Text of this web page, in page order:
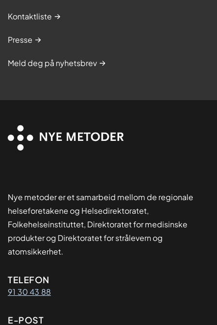
Kontaktliste
Presse
Meld deg på nyhetsbrev
Nye metoder er et samarbeid mellom de regionale
helseforetakene og Helsedirektoratet,
Folkehelseinstituttet, Direktoratet for medisinske
produkter og Direktoratet for strålevern og
atomsikkerhet.
Kontaktinformasjon
TELEFON
91 30 43 88
E-POST